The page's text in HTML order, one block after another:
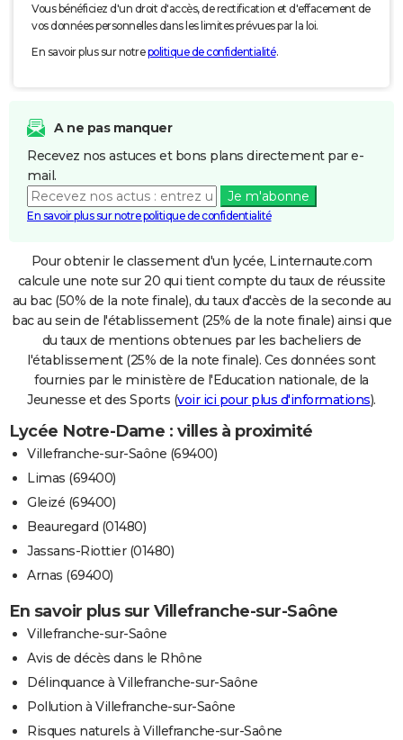
Vous bénéficiez d'un droit d'accès, de rectification et d'effacement de
vos données personnelles dans les limites prévues par la loi.
En savoir plus sur notrepolitique de confidentialité.
A ne pas manquer
Recevez nos astuces et bons plans directement par e-
mail.
Je m'abonne
En savoir plus sur notre politique de confidentialité
Pour obtenir le classement d'un lycée, Linternaute.com
calcule une note sur 20 qui tient compte du taux de réussite
au bac (50% de la note finale), du taux d'accès de la seconde au
bac au sein de l'établissement (25% de la note finale) ainsi que
du taux de mentions obtenues par les bacheliers de
l'établissement (25% de la note finale). Ces données sont
fournies par le ministère de l'Education nationale, de la
Jeunesse et des Sports (voir ici pour plus d'informations).
Lycée Notre-Dame : villes à proximité
Villefranche-sur-Saône (69400)
Limas (69400)
Gleizé (69400)
Beauregard (01480)
Jassans-Riottier (01480)
Arnas (69400)
En savoir plus sur Villefranche-sur-Saône
Villefranche-sur-Saône
Avis de décès dans le Rhône
Délinquance à Villefranche-sur-Saône
Pollution à Villefranche-sur-Saône
Risques naturels à Villefranche-sur-Saône